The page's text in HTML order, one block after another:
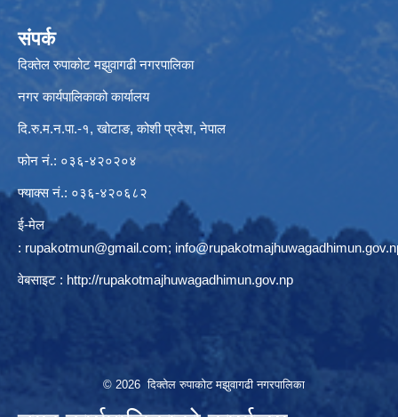
संपर्क
दिक्तेल रुपाकोट मझुवागढी नगरपालिका
नगर कार्यपालिकाको कार्यालय
दि.रु.म.न.पा.-१, खोटाङ, कोशी प्रदेश, नेपाल
फोन नं.: ०३६-४२०२०४
फ्याक्स नं.: ०३६-४२०६८२
ई-मेल
: rupakotmun@gmail.com;
वेबसाइट : http://rupakotmajhuwagadhimun.gov.np
© 2026 दिक्तेल रुपाकोट मझुवागढी नगरपालिका